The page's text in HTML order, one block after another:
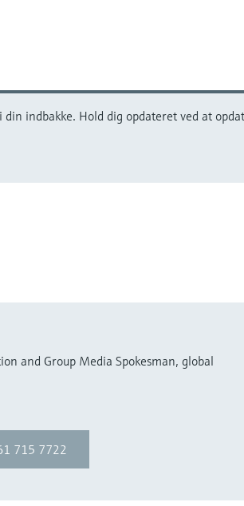
indbakke. Hold dig opdateret ved at
and Group Media Spokesman, global
715 7722